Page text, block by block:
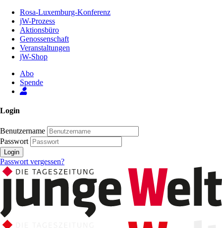
Inhalt
Seite
Rosa-Luxemburg-Konferenz
jW-Prozess
Aktionsbüro
Genossenschaft
Veranstaltungen
jW-Shop
Abo
Spende
Login
Benutzername
Passwort
Login
Passwort vergessen?